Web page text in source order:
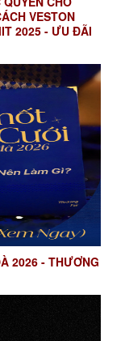
VESTON
2025 - ƯU ĐÃI
2026 - THƯƠNG